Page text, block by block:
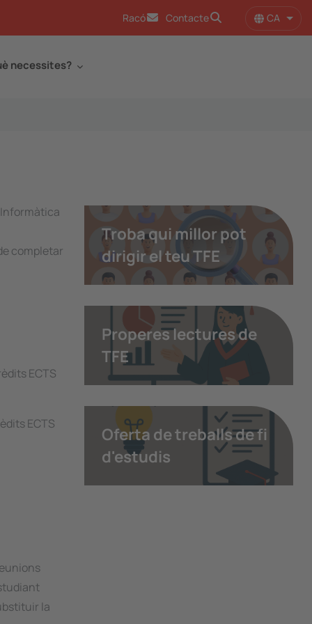
Racó Contacte CA
necessites?
completar
ECTS
ECTS
la
Troba qui millor pot
dirigir el teu TFE
Properes lectures de
TFE
Oferta de treballs de fi
d'estudis